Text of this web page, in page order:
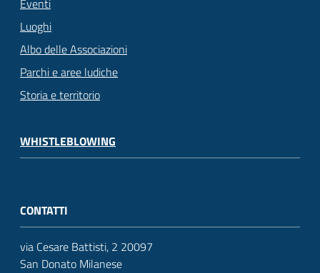
Eventi
Luoghi
Albo delle Associazioni
Parchi e aree ludiche
Storia e territorio
WHISTLEBLOWING
CONTATTI
via Cesare Battisti, 2 20097
San Donato Milanese